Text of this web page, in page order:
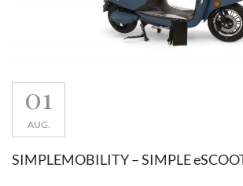
01
AUG.
SIMPLEMOBILITY – SIMPLE